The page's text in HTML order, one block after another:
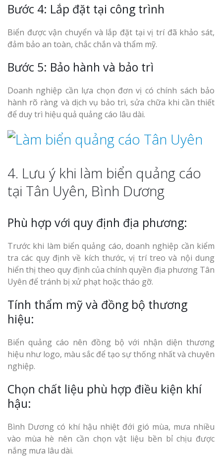
Bước 4: Lắp đặt tại công trình
Biển được vận chuyển và lắp đặt tại vị trí đã khảo sát,
đảm bảo an toàn, chắc chắn và thẩm mỹ.
Bước 5: Bảo hành và bảo trì
Doanh nghiệp cần lựa chọn đơn vị có chính sách bảo
hành rõ ràng và dịch vụ bảo trì, sửa chữa khi cần thiết
để duy trì hiệu quả quảng cáo lâu dài.
4. Lưu ý khi làm biển quảng cáo
tại Tân Uyên, Bình Dương
Phù hợp với quy định địa phương:
Trước khi làm biển quảng cáo, doanh nghiệp cần kiểm
tra các quy định về kích thước, vị trí treo và nội dung
hiển thị theo quy định của chính quyền địa phương Tân
Uyên để tránh bị xử phạt hoặc tháo gỡ.
Tính thẩm mỹ và đồng bộ thương
hiệu:
Biển quảng cáo nên đồng bộ với nhận diện thương
hiệu như logo, màu sắc để tạo sự thống nhất và chuyên
nghiệp.
Chọn chất liệu phù hợp điều kiện khí
hậu:
Bình Dương có khí hậu nhiệt đới gió mùa, mưa nhiều
vào mùa hè nên cần chọn vật liệu bền bỉ chịu được
nắng mưa lâu dài.